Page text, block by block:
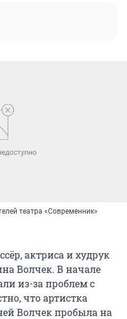
театра «Современник»
актриса и худрук
Волчек. В начале
из-за проблем с
что артистка
Волчек пробыла на